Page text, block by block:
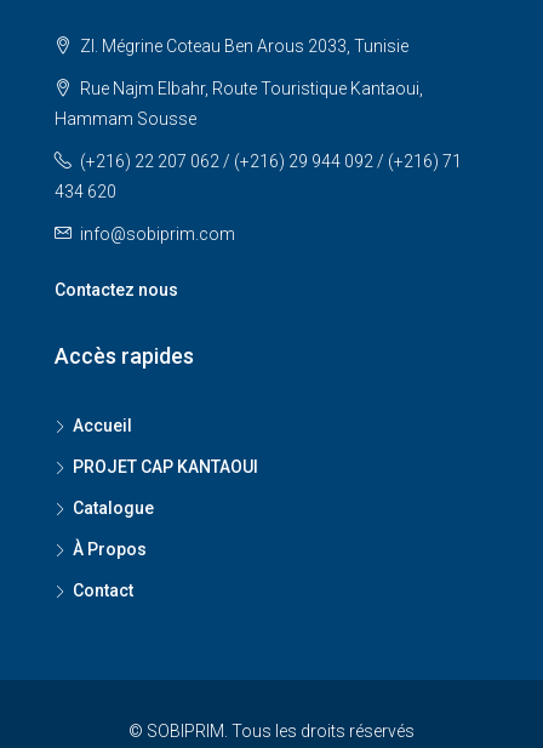
ZI. Mégrine Coteau Ben Arous 2033, Tunisie
Rue Najm Elbahr, Route Touristique Kantaoui,
Hammam Sousse
(+216) 22 207 062 / (+216) 29 944 092 / (+216) 71
434 620
info@sobiprim.com
Contactez nous
Accès rapides
Accueil
PROJET CAP KANTAOUI
Catalogue
À Propos
Contact
© SOBIPRIM. Tous les droits réservés